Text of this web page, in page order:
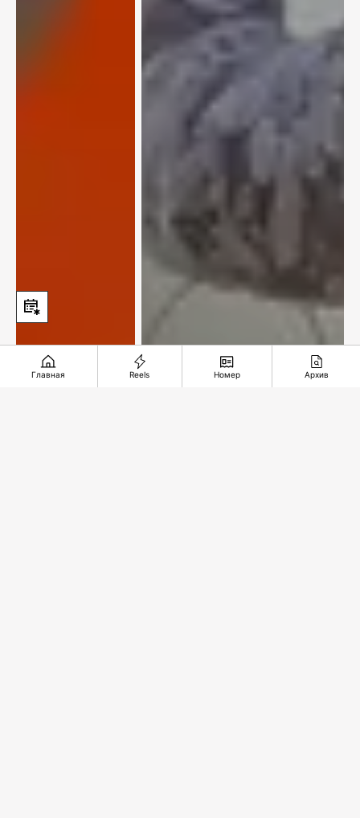
Главная Reels Номер Архив